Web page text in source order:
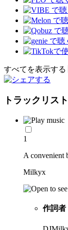
すべてを表示する
トラックリスト
1
A convenient
Milkyx
作詞者